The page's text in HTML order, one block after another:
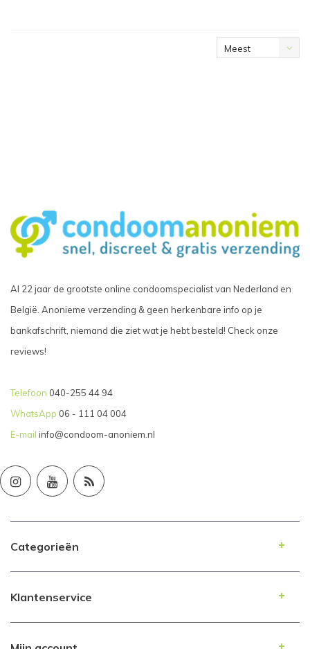
Meest
Al 22 jaar de grootste online condoomspecialist van Nederland en
België. Anonieme verzending & geen herkenbare info op je
bankafschrift, niemand die ziet wat je hebt besteld! Check onze
reviews!
Telefoon 040-255 44 94
WhatsApp 06 - 111 04 004
E-mail info@condoom-anoniem.nl
Categorieën
Klantenservice